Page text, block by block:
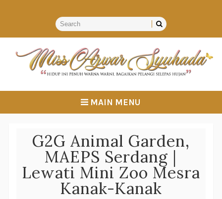
MAIN MENU
G2G Animal Garden,
MAEPS Serdang |
Lewati Mini Zoo Mesra
Kanak-Kanak